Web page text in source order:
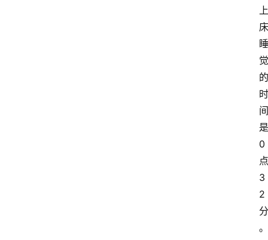
上
床
睡
觉
的
时
间
是
0
点
3
2
分
。